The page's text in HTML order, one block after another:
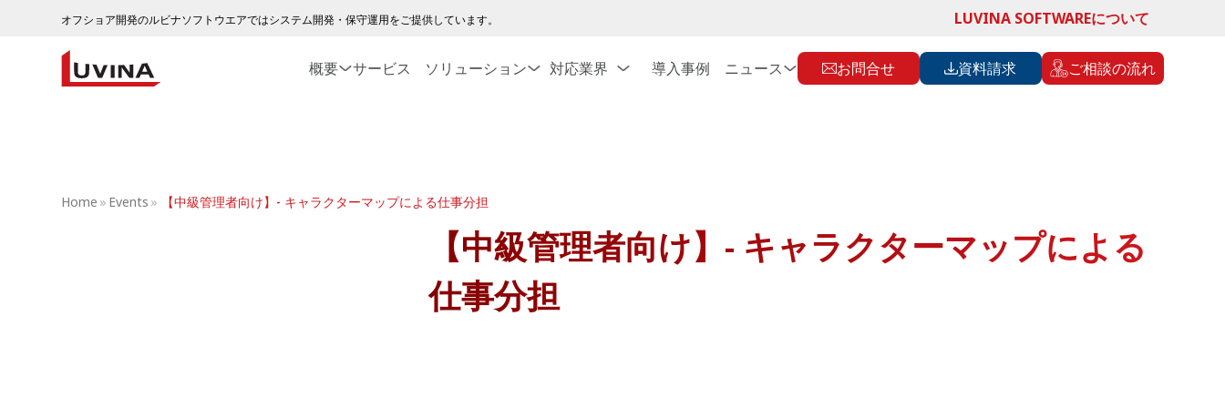
オフショア開発のルビナソフトウエアではシステム開発・保守運用をご提供しています。 LUVINA SOFTWAREについて
概要 サービス ソリューション 対応業界 導入事例 ニュース お問合せ 資料請求 ご相談の流れ
Home » Events » 【中級管理者向け】- キャラクターマップによる仕事分担
【中級管理者向け】- キャラクターマップによる
仕事分担